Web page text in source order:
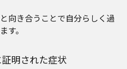
向き合うことで自分らしく過
す。
明された症状